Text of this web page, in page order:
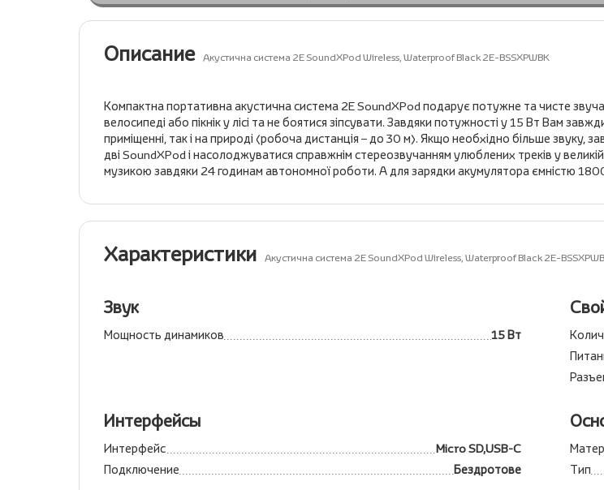
Описание Акустична система 2E SoundXPod Wireless, Waterproof Black 2E-BSSXPWBK
Компактна портативна акустична система 2E SoundXPod подарує потужне та чисте
велосипеді або пікнік у лісі та не боятися зіпсувати. Завдяки потужності у 15 Вт Вам
приміщенні, так і на природі (робоча дистанція – до 30 м). Якщо необхідно більше звуку,
дві SoundXPod і насолоджуватися справжнім стереозвучанням улюблених треків у
музикою завдяки 24 годинам автономної роботи. А для зарядки акумулятора ємністю
Характеристики Акустична система 2E SoundXPod Wireless, Waterproof Black 2E-
Звук
Мощность динамиков 15 Вт
Интерфейсы
Интерфейс
Micro SD,USB-C
Подключение
Бездротове
Тип